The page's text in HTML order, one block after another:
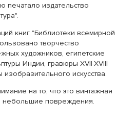
печатало издательство
книг "Библиотеки всемирной
творчество
художников, египетские
Индии, гравюры XVII-XVIII
искусства.
на то, что это винтажная
небольшие повреждения.